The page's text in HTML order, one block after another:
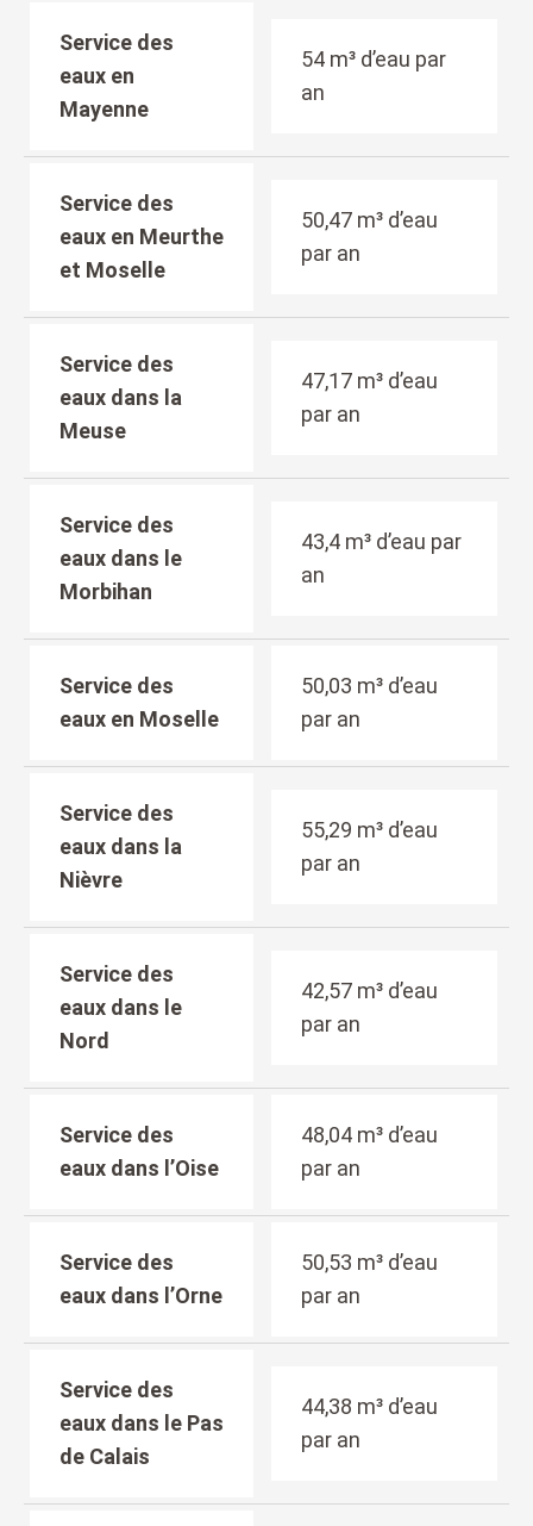
Service des
eaux en
Mayenne
54 m³ d’eau par
an
Service des
eaux en Meurthe
et Moselle
50,47 m³ d’eau
par an
Service des
eaux dans la
Meuse
47,17 m³ d’eau
par an
Service des
eaux dans le
Morbihan
43,4 m³ d’eau par
an
Service des
eaux en Moselle
50,03 m³ d’eau
par an
Service des
eaux dans la
Nièvre
55,29 m³ d’eau
par an
Service des
eaux dans le
Nord
42,57 m³ d’eau
par an
Service des
eaux dans l’Oise
48,04 m³ d’eau
par an
Service des
eaux dans l’Orne
50,53 m³ d’eau
par an
Service des
eaux dans le Pas
de Calais
44,38 m³ d’eau
par an